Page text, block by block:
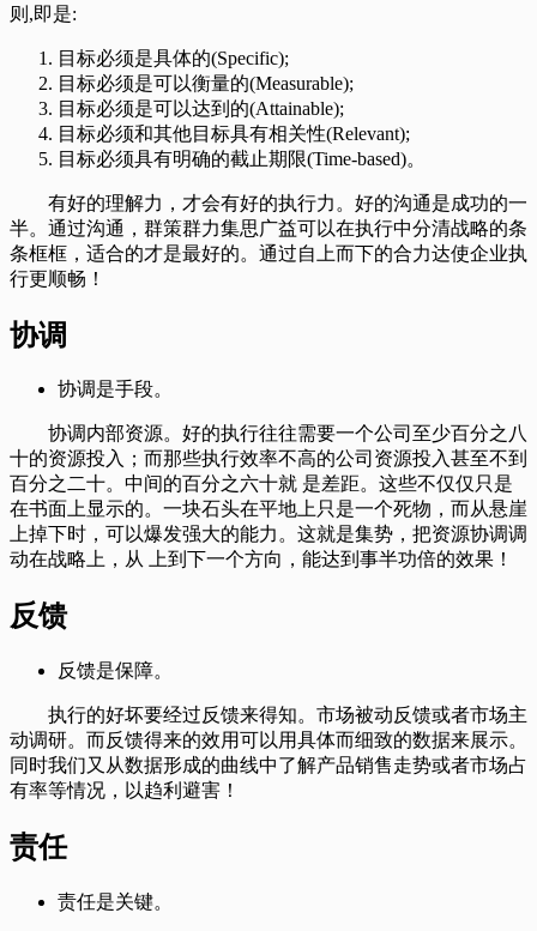
则,即是:
目标必须是具体的(Specific);
目标必须是可以衡量的(Measurable);
目标必须是可以达到的(Attainable);
目标必须和其他目标具有相关性(Relevant);
目标必须具有明确的截止期限(Time-based)。
有好的理解力，才会有好的执行力。好的沟通是成功的一
半。通过沟通，群策群力集思广益可以在执行中分清战略的条
条框框，适合的才是最好的。通过自上而下的合力达使企业执
行更顺畅！
协调
协调是手段。
协调内部资源。好的执行往往需要一个公司至少百分之八
十的资源投入；而那些执行效率不高的公司资源投入甚至不到
百分之二十。中间的百分之六十就 是差距。这些不仅仅只是
在书面上显示的。一块石头在平地上只是一个死物，而从悬崖
上掉下时，可以爆发强大的能力。这就是集势，把资源协调调
动在战略上，从 上到下一个方向，能达到事半功倍的效果！
反馈
反馈是保障。
执行的好坏要经过反馈来得知。市场被动反馈或者市场主
动调研。而反馈得来的效用可以用具体而细致的数据来展示。
同时我们又从数据形成的曲线中了解产品销售走势或者市场占
有率等情况，以趋利避害！
责任
责任是关键。